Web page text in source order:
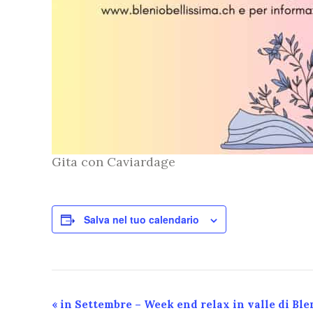
Gita con Caviardage
Salva nel tuo calendario
« in Settembre – Week end relax in valle di